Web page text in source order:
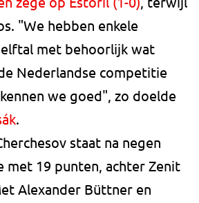
"We hebben enkele
elftal met behoorlijk wat
Nederlandse competitie
we goed", zo doelde
.
staat na negen
19 punten, achter Zenit
Alexander Büttner en